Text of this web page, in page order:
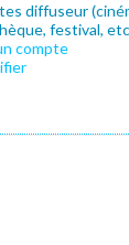
diffuseur
festival,
compte